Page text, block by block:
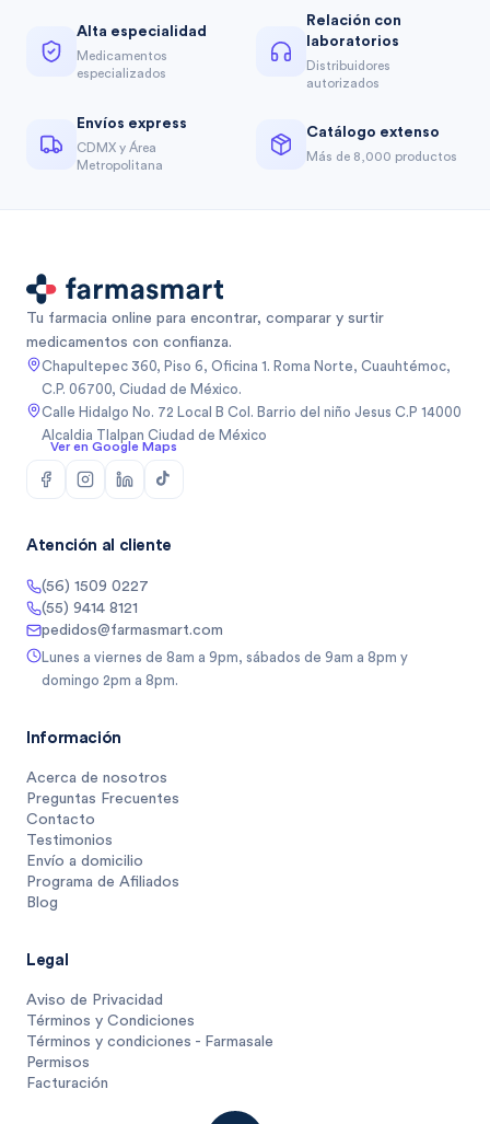
Alta especialidad
Medicamentos
especializados
Relación con
laboratorios
Distribuidores
autorizados
Envíos express
CDMX y Área
Metropolitana
Catálogo extenso
Más de 8,000 productos
Tu farmacia online para encontrar, comparar y surtir
medicamentos con confianza.
Chapultepec 360, Piso 6, Oficina 1. Roma Norte, Cuauhtémoc,
C.P. 06700, Ciudad de México.
Calle Hidalgo No. 72 Local B Col. Barrio del niño Jesus C.P 14000
Alcaldia Tlalpan Ciudad de México
Ver en Google Maps
Atención al cliente
(56) 1509 0227
(55) 9414 8121
pedidos@farmasmart.com
Lunes a viernes de 8am a 9pm, sábados de 9am a 8pm y
domingo 2pm a 8pm.
Información
Acerca de nosotros
Preguntas Frecuentes
Contacto
Testimonios
Envío a domicilio
Programa de Afiliados
Blog
Legal
Aviso de Privacidad
Términos y Condiciones
Términos y condiciones - Farmasale
Permisos
Facturación